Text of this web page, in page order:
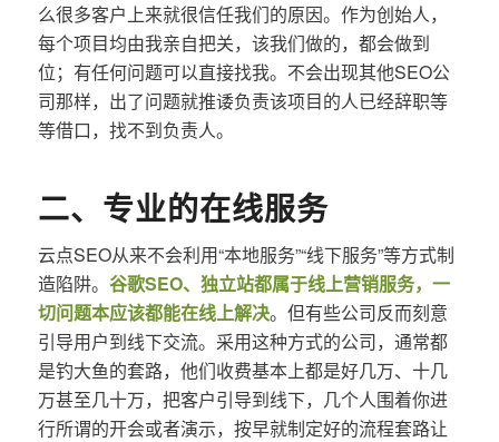
么很多客户上来就很信任我们的原因。作为创始人，
每个项目均由我亲自把关，该我们做的，都会做到
位；有任何问题可以直接找我。不会出现其他SEO公
司那样，出了问题就推诿负责该项目的人已经辞职等
等借口，找不到负责人。
二、专业的在线服务
云点SEO从来不会利用“本地服务”“线下服务”等方式制
造陷阱。 谷歌SEO、独立站都属于线上营销服务，一
切问题本应该都能在线上解决。但有些公司反而刻意
引导用户到线下交流。采用这种方式的公司，通常都
是钓大鱼的套路，他们收费基本上都是好几万、十几
万甚至几十万，把客户引导到线下，几个人围着你进
行所谓的开会或者演示，按早就制定好的流程套路让